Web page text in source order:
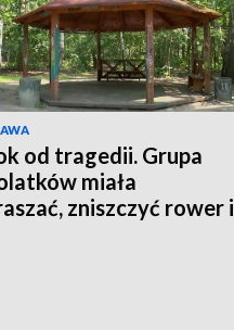
od tragedii. Grupa
miała
zniszczyć rower i